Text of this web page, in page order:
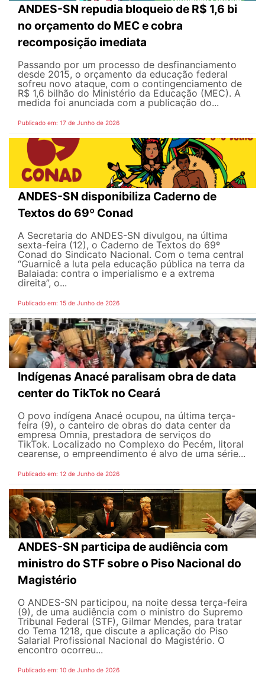
ANDES-SN repudia bloqueio de R$ 1,6 bi
no orçamento do MEC e cobra
recomposição imediata
Passando por um processo de desfinanciamento
desde 2015, o orçamento da educação federal
sofreu novo ataque, com o contingenciamento de
R$ 1,6 bilhão do Ministério da Educação (MEC). A
medida foi anunciada com a publicação do...
Publicado em: 17 de Junho de 2026
ANDES-SN disponibiliza Caderno de
Textos do 69º Conad
A Secretaria do ANDES-SN divulgou, na última
sexta-feira (12), o Caderno de Textos do 69º
Conad do Sindicato Nacional. Com o tema central
“Guarnicê a luta pela educação pública na terra da
Balaiada: contra o imperialismo e a extrema
direita”, o...
Publicado em: 15 de Junho de 2026
Indígenas Anacé paralisam obra de data
center do TikTok no Ceará
O povo indígena Anacé ocupou, na última terça-
feira (9), o canteiro de obras do data center da
empresa Omnia, prestadora de serviços do
TikTok. Localizado no Complexo do Pecém, litoral
cearense, o empreendimento é alvo de uma série...
Publicado em: 12 de Junho de 2026
ANDES-SN participa de audiência com
ministro do STF sobre o Piso Nacional do
Magistério
O ANDES-SN participou, na noite dessa terça-feira
(9), de uma audiência com o ministro do Supremo
Tribunal Federal (STF), Gilmar Mendes, para tratar
do Tema 1218, que discute a aplicação do Piso
Salarial Profissional Nacional do Magistério. O
encontro ocorreu...
Publicado em: 10 de Junho de 2026